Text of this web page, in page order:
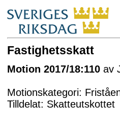
Fastighetsskatt
Motion 2017/18:110 av
Motionskategori:
Tilldelat: Skatteutskottet